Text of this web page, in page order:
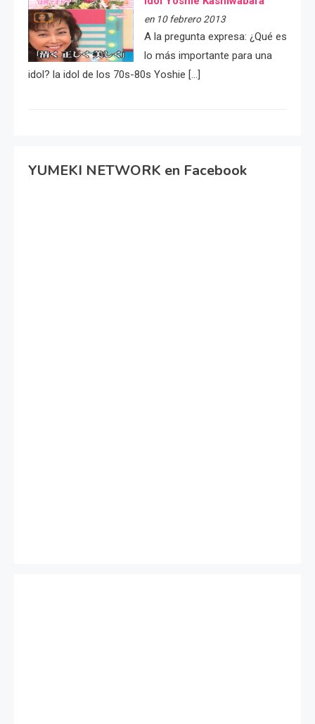
en 10 febrero 2013
A la pregunta expresa: ¿Qué es
lo más importante para una
idol? la idol de los 70s-80s Yoshie […]
YUMEKI NETWORK en Facebook